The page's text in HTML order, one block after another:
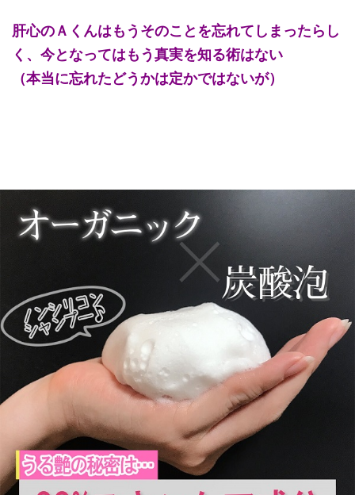
肝心のＡくんはもうそのことを忘れてしまったらし
く、今となってはもう真実を知る術はない
（本当に忘れたどうかは定かではないが）